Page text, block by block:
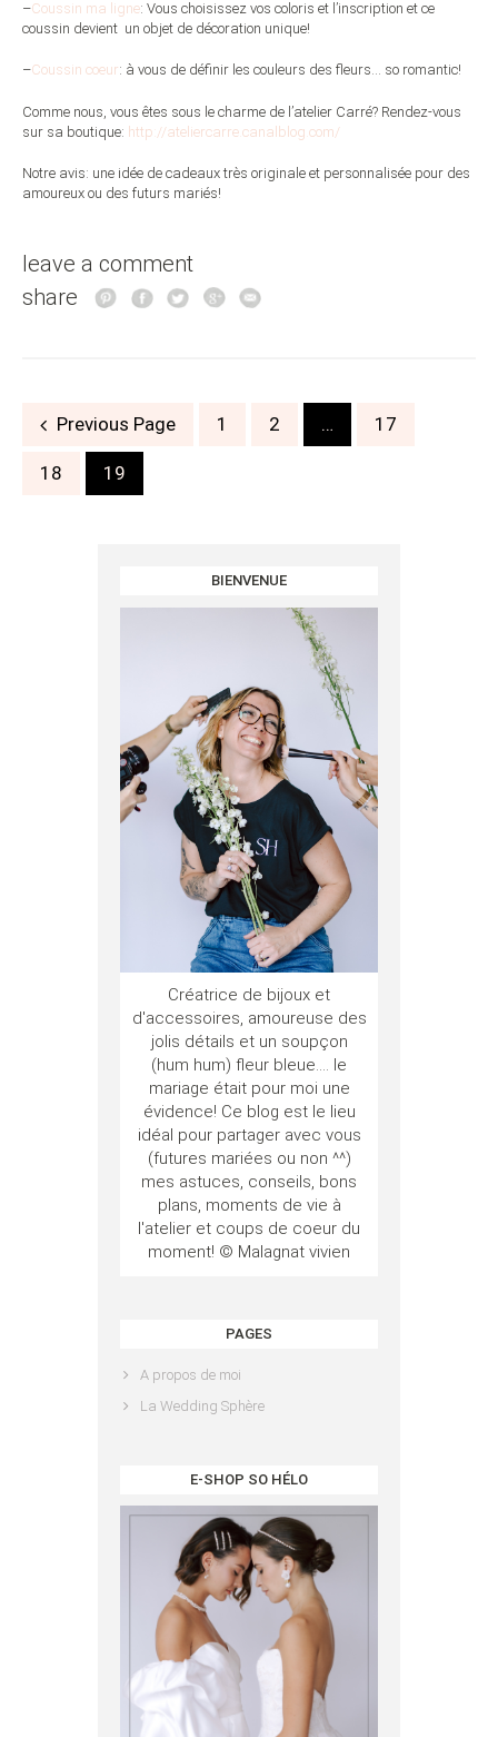
–Coussin ma ligne: Vous choisissez vos coloris et l’inscription et ce
coussin devient un objet de décoration unique!
–Coussin coeur: à vous de définir les couleurs des fleurs… so romantic!
Comme nous, vous êtes sous le charme de l’atelier Carré? Rendez-vous
sur sa boutique: http://ateliercarre.canalblog.com/
Notre avis: une idée de cadeaux très originale et personnalisée pour des
amoureux ou des futurs mariés!
leave a comment
share
Posts
navigation
Previous Page 1 2 … 17
18 19
BIENVENUE
Créatrice de bijoux et
d'accessoires, amoureuse des
jolis détails et un soupçon
(hum hum) fleur bleue.... le
mariage était pour moi une
évidence! Ce blog est le lieu
idéal pour partager avec vous
(futures mariées ou non ^^)
mes astuces, conseils, bons
plans, moments de vie à
l'atelier et coups de coeur du
moment! © Malagnat vivien
PAGES
A propos de moi
La Wedding Sphère
E-SHOP SO HÉLO